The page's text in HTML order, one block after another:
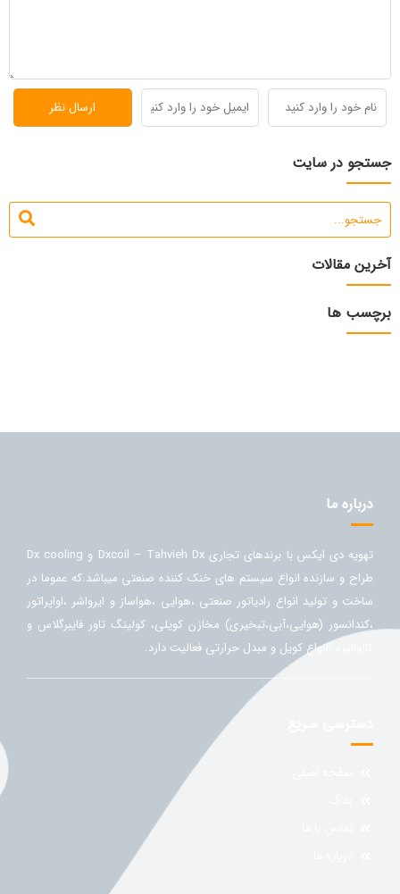
جستجو در سایت
آخرین مقالات
برچسب ها
درباره ما
تهویه دی ایکس با برندهای تجاری Dxcoil – Tahvieh Dx و Dx cooling
طراح و سازنده انواع سیستم های خنک کننده صنعتی میباشد.که عموما در
ساخت و تولید انواع رادیاتور صنعتی ،هوایی ،هواساز و ایرواشر ،اواپراتور
،کندانسور (هوایی،آبی،تبخیری) مخازن کویلی، کولینگ تاور فایبرگلاس و
گالوانیزه ،انواع کویل و مبدل حرارتی فعالیت دارد.